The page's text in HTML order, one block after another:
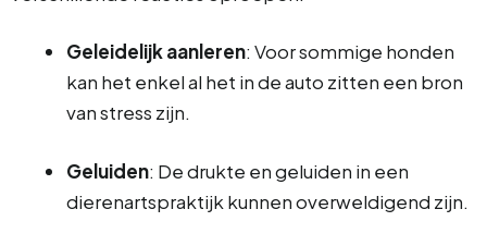
Geleidelijk aanleren: Voor sommige honden
kan het enkel al het in de auto zitten een bron
van stress zijn.
Geluiden: De drukte en geluiden in een
dierenartspraktijk kunnen overweldigend zijn.